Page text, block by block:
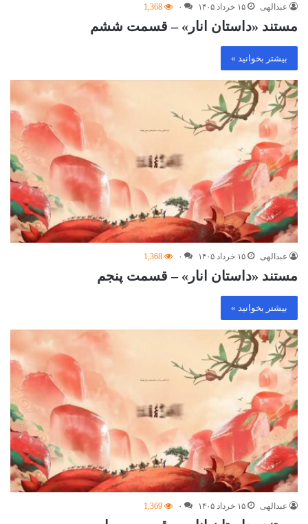
عبدالهی ۱۵ خرداد ۱۴۰۵ ۰ 1,368
مستند «داستان انار» – قسمت ششم
بیشتر بخوانید »
عبدالهی ۱۵ خرداد ۱۴۰۵ ۰ 1,368
مستند «داستان انار» – قسمت پنجم
بیشتر بخوانید »
عبدالهی ۱۵ خرداد ۱۴۰۵ ۰ 1,369